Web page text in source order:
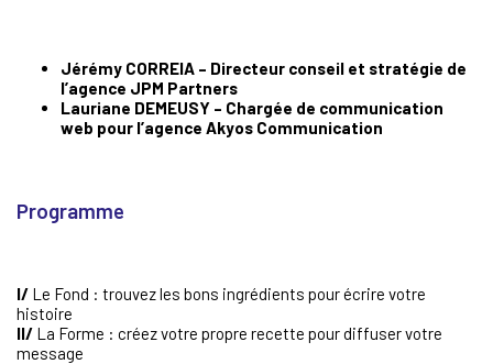
Jérémy CORREIA – Directeur conseil et stratégie de
l’agence JPM Partners
Lauriane DEMEUSY – Chargée de communication
web pour l’agence Akyos Communication
Programme
I/ Le Fond : trouvez les bons ingrédients pour écrire votre
histoire
II/ La Forme : créez votre propre recette pour diffuser votre
message